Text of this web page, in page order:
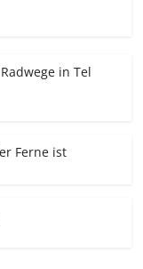
in Tel
Ferne ist